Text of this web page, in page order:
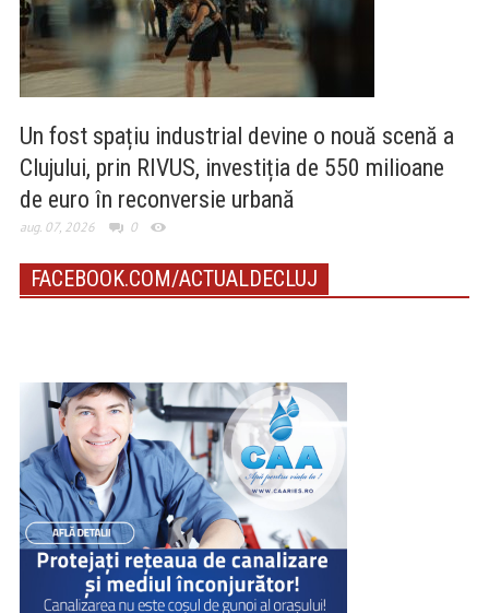
Un fost spațiu industrial devine o nouă scenă a
Clujului, prin RIVUS, investiția de 550 milioane
de euro în reconversie urbană
aug. 07, 2026 0
FACEBOOK.COM/ACTUALDECLUJ